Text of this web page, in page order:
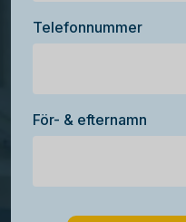
Telefonnummer
För- & efternamn